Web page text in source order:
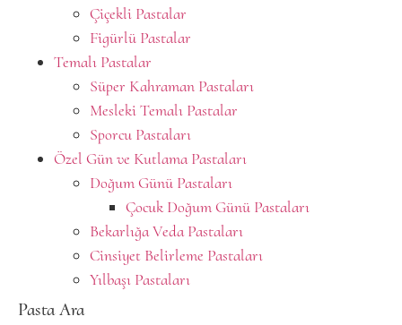
Çiçekli Pastalar
Figürlü Pastalar
Temalı Pastalar
Süper Kahraman Pastaları
Mesleki Temalı Pastalar
Sporcu Pastaları
Özel Gün ve Kutlama Pastaları
Doğum Günü Pastaları
Çocuk Doğum Günü Pastaları
Bekarlığa Veda Pastaları
Cinsiyet Belirleme Pastaları
Yılbaşı Pastaları
Pasta Ara